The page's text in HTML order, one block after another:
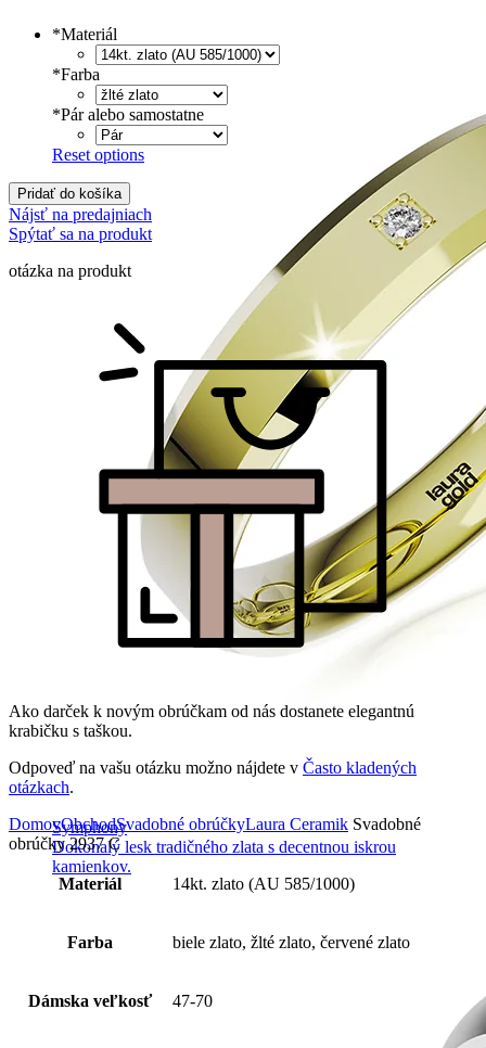
Symphony
Dokonalý lesk tradičného zlata s decentnou iskrou
kamienkov.
*Materiál
*Farba
*Pár alebo samostatne
Reset options
Pridať do košíka
Nájsť na predajniach
Spýtať sa na produkt
otázka na produkt
Ako darček k novým obrúčkam od nás dostanete elegantnú
krabičku s taškou.
Odpoveď na vašu otázku možno nájdete v Často kladených
otázkach.
DomovObchodSvadobné obrúčkyLaura Ceramik Svadobné
obrúčky 2937 C
Materiál 14kt. zlato (AU 585/1000)
Farba biele zlato, žlté zlato, červené zlato
Dámska veľkosť 47-70